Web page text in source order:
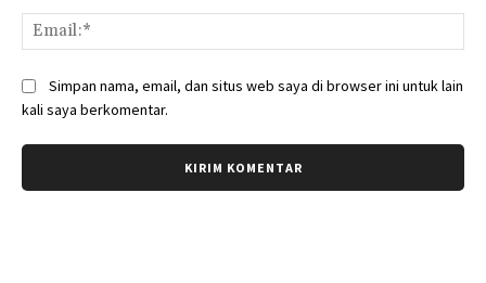
Simpan nama, email, dan situs web saya di browser ini untuk lain
kali saya berkomentar.